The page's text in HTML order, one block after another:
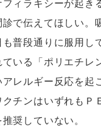
ィラキシーが起き
で伝えてほしい。
普段通りに服用し
いる「ポリエチレ
レルギー反応を起
チンはいずれもＰ
奨していない。